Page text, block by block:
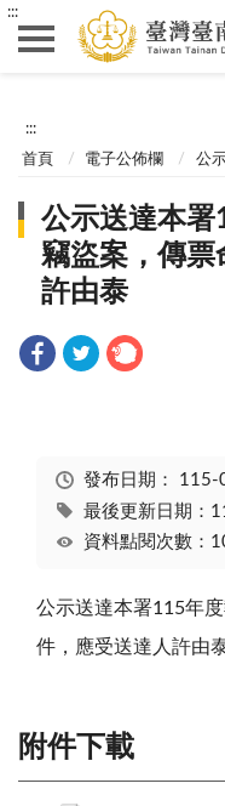
:::
:::
首頁 電子公佈欄 公
公示送達本
竊盜案，傳票
許由泰
發布日期： 115-
最後更新日期：
資料點閱次數：
公示送達本署115年
件，應受送達人許由
附件下載